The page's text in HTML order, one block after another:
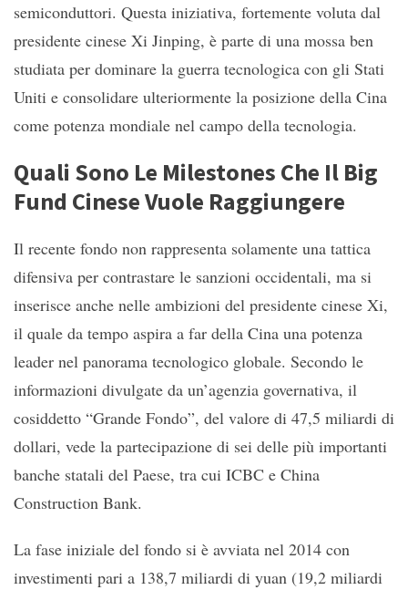
semiconduttori. Questa iniziativa, fortemente voluta dal
presidente cinese Xi Jinping, è parte di una mossa ben
studiata per dominare la guerra tecnologica con gli Stati
Uniti e consolidare ulteriormente la posizione della Cina
come potenza mondiale nel campo della tecnologia.
Quali Sono Le Milestones Che Il Big
Fund Cinese Vuole Raggiungere
Il recente fondo non rappresenta solamente una tattica
difensiva per contrastare le sanzioni occidentali, ma si
inserisce anche nelle ambizioni del presidente cinese Xi,
il quale da tempo aspira a far della Cina una potenza
leader nel panorama tecnologico globale. Secondo le
informazioni divulgate da un’agenzia governativa, il
cosiddetto “Grande Fondo”, del valore di 47,5 miliardi di
dollari, vede la partecipazione di sei delle più importanti
banche statali del Paese, tra cui ICBC e China
Construction Bank.
La fase iniziale del fondo si è avviata nel 2014 con
investimenti pari a 138,7 miliardi di yuan (19,2 miliardi